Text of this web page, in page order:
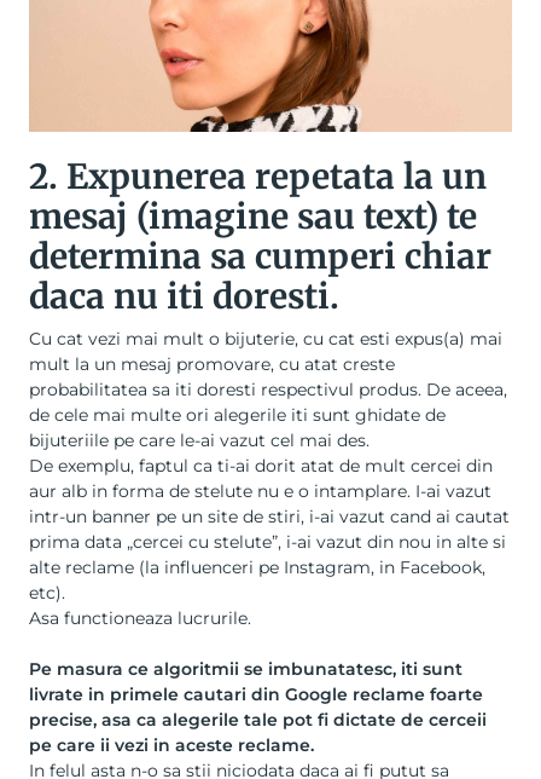
2. Expunerea repetata la un
mesaj (imagine sau text) te
determina sa cumperi chiar
daca nu iti doresti.
Cu cat vezi mai mult o bijuterie, cu cat esti expus(a) mai
mult la un mesaj promovare, cu atat creste
probabilitatea sa iti doresti respectivul produs. De aceea,
de cele mai multe ori alegerile iti sunt ghidate de
bijuteriile pe care le-ai vazut cel mai des.
De exemplu, faptul ca ti-ai dorit atat de mult cercei din
aur alb in forma de stelute nu e o intamplare. I-ai vazut
intr-un banner pe un site de stiri, i-ai vazut cand ai cautat
prima data „cercei cu stelute”, i-ai vazut din nou in alte si
alte reclame (la influenceri pe Instagram, in Facebook,
etc).
Asa functioneaza lucrurile.
Pe masura ce algoritmii se imbunatatesc, iti sunt
livrate in primele cautari din Google reclame foarte
precise, asa ca alegerile tale pot fi dictate de cerceii
pe care ii vezi in aceste reclame.
In felul asta n-o sa stii niciodata daca ai fi putut sa